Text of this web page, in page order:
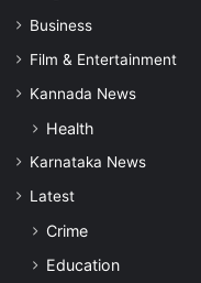
Business
Film & Entertainment
Kannada News
Health
Karnataka News
Latest
Crime
Education